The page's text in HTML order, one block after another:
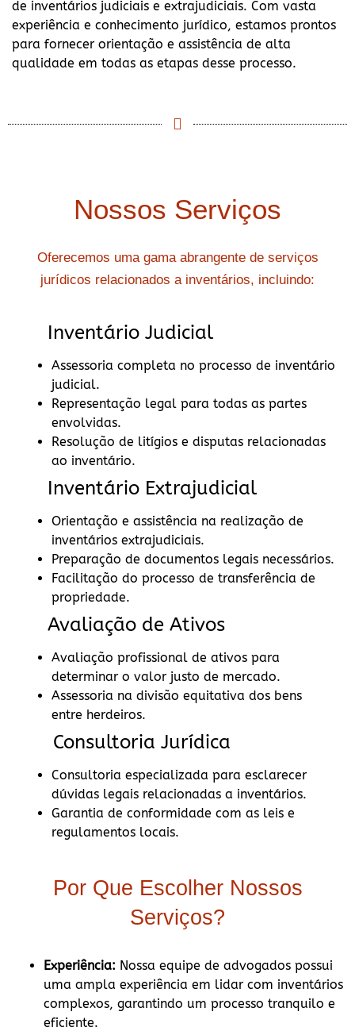
de inventários judiciais e extrajudiciais. Com vasta
experiência e conhecimento jurídico, estamos prontos
para fornecer orientação e assistência de alta
qualidade em todas as etapas desse processo.
Nossos Serviços
Oferecemos uma gama abrangente de serviços
jurídicos relacionados a inventários, incluindo:
Inventário Judicial
Assessoria completa no processo de inventário
judicial.
Representação legal para todas as partes
envolvidas.
Resolução de litígios e disputas relacionadas
ao inventário.
Inventário Extrajudicial
Orientação e assistência na realização de
inventários extrajudiciais.
Preparação de documentos legais necessários.
Facilitação do processo de transferência de
propriedade.
Avaliação de Ativos
Avaliação profissional de ativos para
determinar o valor justo de mercado.
Assessoria na divisão equitativa dos bens
entre herdeiros.
Consultoria Jurídica
Consultoria especializada para esclarecer
dúvidas legais relacionadas a inventários.
Garantia de conformidade com as leis e
regulamentos locais.
Por Que Escolher Nossos
Serviços?
Experiência: Nossa equipe de advogados possui
uma ampla experiência em lidar com inventários
complexos, garantindo um processo tranquilo e
eficiente.